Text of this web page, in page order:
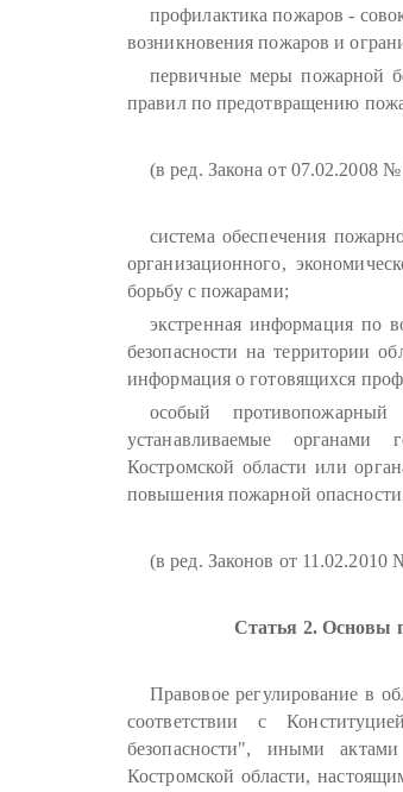
профилактика пожаров -
возникновения пожаров и
первичные меры пожарной
правил по предотвращению
(в ред. Закона от 07.02.2008
система обеспечения
организационного,
борьбу с пожарами;
экстренная информация по
безопасности на территории
информация о готовящихся
особый
устанавливаемые органами
Костромской области или
повышения пожарной
(в ред. Законов от
Статья 2. Основы
Правовое регулирование в
соответствии с
безопасности", иными
Костромской области,